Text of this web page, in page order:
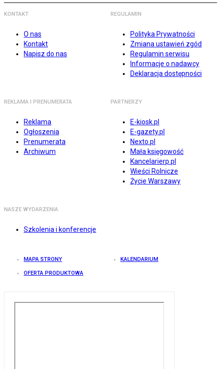
KONTAKT
O nas
Kontakt
Napisz do nas
REGULAMIN
Polityka Prywatności
Zmiana ustawień zgód
Regulamin serwisu
Informacje o nadawcy
Deklaracja dostępności
REKLAMA I PRENUMERATA
Reklama
Ogłoszenia
Prenumerata
Archiwum
PARTNERZY
E-kiosk.pl
E-gazety.pl
Nexto.pl
Mała księgowość
Kancelarierp.pl
Wieści Rolnicze
Życie Warszawy
NASZE WYDARZENIA
Szkolenia i konferencje
MAPA STRONY KALENDARIUM
OFERTA PRODUKTOWA